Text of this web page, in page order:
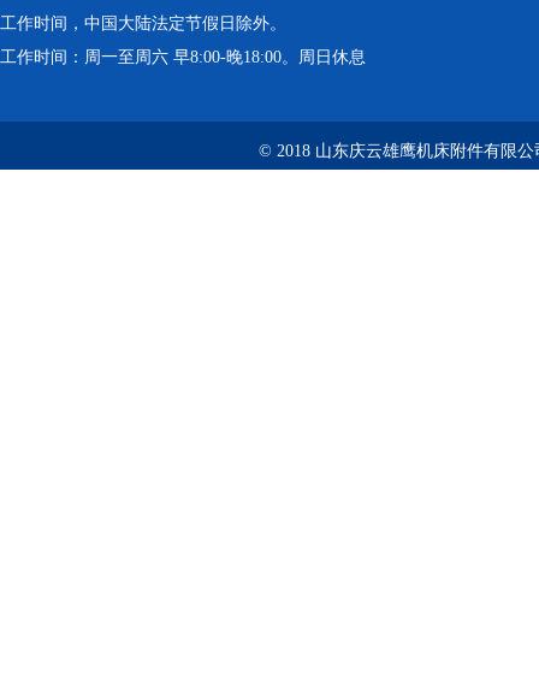
工作时间，中国大陆法定节假日除外。
工作时间：周一至周六 早8:00-晚18:00。周日休息
© 2018 山东庆云雄鹰机床附件有限